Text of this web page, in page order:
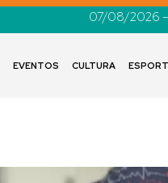
07/08/2026
EVENTOS CULTURA